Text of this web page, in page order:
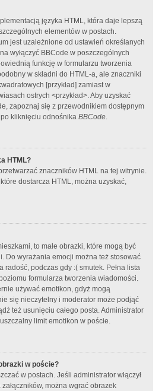
języka HTML, która daje lepszą
elementów w postach.
jest uzależnione od ustawień określanych
wyłączyć BBCode w poszczególnych
funkcję w formularzu tworzenia
w składni do HTML-a, ale znaczniki
[przykład] zamiast w
ostrych <przykład>. Aby uzyskać
zapoznaj się z przewodnikiem dostępnym
kliknięciu odnośnika BBCode.
HTML?
znaczników HTML na tej witrynie.
dostarcza HTML, można uzyskać,
to małe obrazki, które mogą być
Do wyrażania emocji można też stosować
radość, podczas gdy :( smutek. Pełna lista
formularza tworzenia wiadomości.
używać emotikon, gdyż mogą
się nieczytelny i moderator może podjąć
też usunięciu całego posta. Administrator
limit emotikon w poście.
w poście?
w postach. Jeśli administrator włączył
można wgrać obrazek